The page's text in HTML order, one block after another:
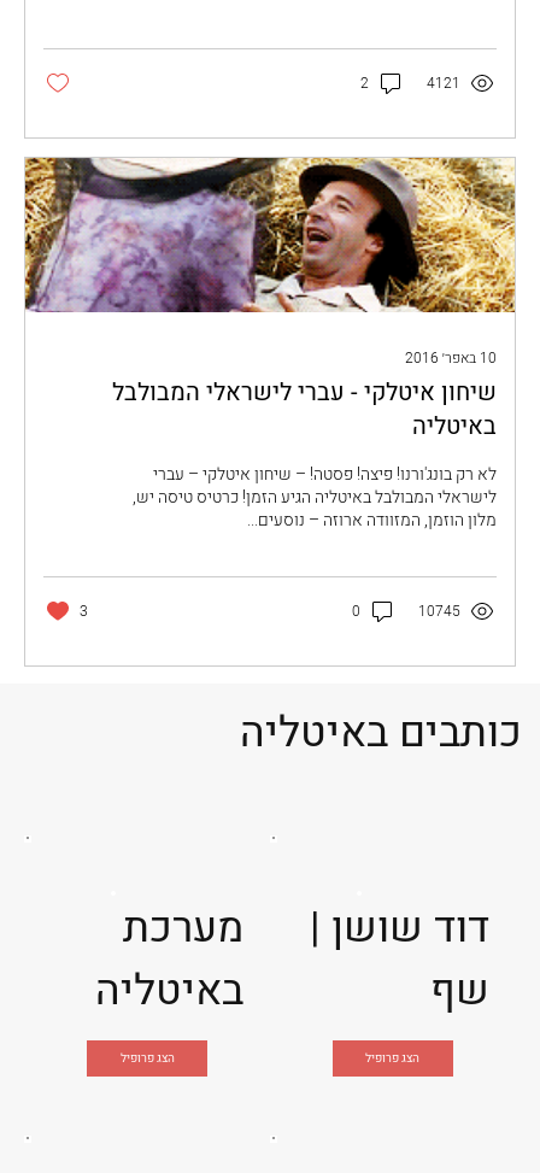
4121
2
10 באפר׳ 2016
שיחון איטלקי - עברי לישראלי המבולבל
באיטליה
לא רק בונג'ורנו! פיצה! פסטה! – שיחון איטלקי – עברי
לישראלי המבולבל באיטליה הגיע הזמן! כרטיס טיסה יש,
מלון הוזמן, המזוודה ארוזה – נוסעים...
10745
0
3
מערכת
באיטליה
הצג פרופיל
דוד שושן |
שף
הצג פרופיל
כותבים באיטליה